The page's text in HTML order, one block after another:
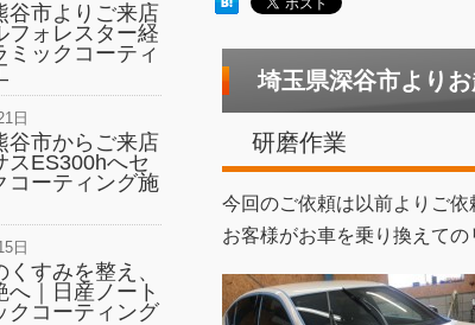
谷市よりご来店
フォレスター経
ミックコーティ
日
谷市からご来店
スES300hへセ
コーティング施
日
すみを整え、
へ｜日産ノート
クコーティング
埼玉県深谷市より
研磨作業
今回のご依頼は以前よりご依
お客様がお車を乗り換えての